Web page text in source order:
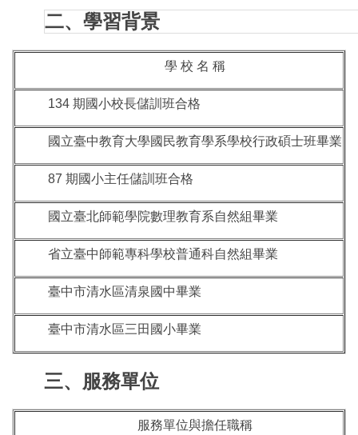
二、學習背景
學 校 名 稱
134 期國小校長儲訓班合格
國立臺中教育大學國民教育學系學校行政碩士班畢業
87 期國小主任儲訓班合格
國立臺北師範學院數理教育系自然組畢業
省立臺中師範專科學校普通科自然組畢業
臺中市清水區清泉國中畢業
臺中市清水區三田國小畢業
三、服務單位
服務單位與擔任職稱